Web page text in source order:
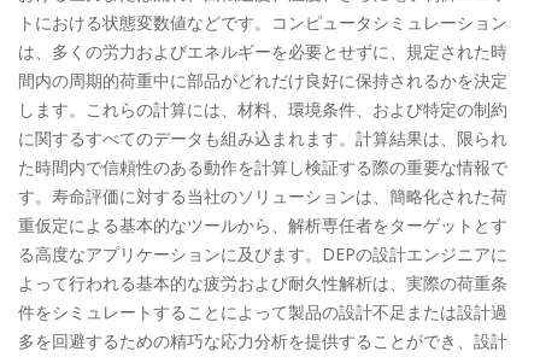
トにおける状態変数値などです。コンピュータシミュレーション
は、多くの労力およびエネルギーを必要とせずに、規定された時
間内の周期的荷重中に部品がどれだけ良好に保持されるかを決定
します。これらの計算には、材料、環境条件、および特定の制約
に関するすべてのデータも組み込まれます。計算結果は、限られ
た時間内で信頼性のある動作を計算し検証する際の重要な情報で
す。寿命評価に対する当社のソリューションは、簡略化された荷
重仮定による基本的なツールから、解析専任者をターゲットとす
る高度なアプリケーションに及びます。DEPの設計エンジニアに
よって行われる基本的な疲労および耐久性解析は、実際の荷重条
件をシミュレートすることによって製品の設計不足または設計過
多を回避するための精巧な応力分析を提供することができ、設計